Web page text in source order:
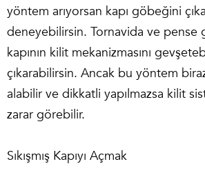
yöntem arıyorsan kapı göbeğini
deneyebilirsin. Tornavida ve pense
kapının kilit mekanizmasını
çıkarabilirsin. Ancak bu yöntem
alabilir ve dikkatli yapılmazsa kilit
zarar görebilir.
Sıkışmış Kapıyı Açmak